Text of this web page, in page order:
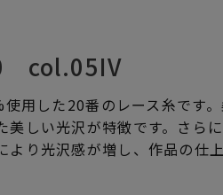
col.05IV
用した20番のレース糸です。
美しい光沢が特徴です。さら
より光沢感が増し、作品の仕